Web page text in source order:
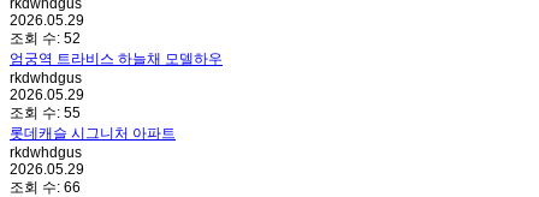
rkdwhdgus
2026.05.29
조회 수: 52
엄궁역 트라비스 하늘채 모델하우
rkdwhdgus
2026.05.29
조회 수: 55
롯데캐슬 시그니처 아파트
rkdwhdgus
2026.05.29
조회 수: 66